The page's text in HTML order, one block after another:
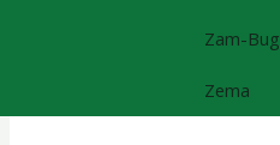
Zam-Bug
Zema